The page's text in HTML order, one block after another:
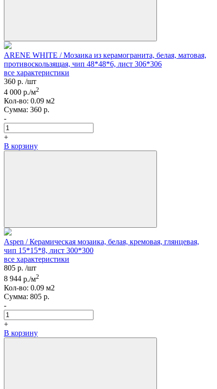
ARENE WHITE / Мозаика из керамогранита, белая, матовая,
противоскользящая, чип 48*48*6, лист 306*306
все характеристики
360 р. /шт
4 000 р./м2
Кол-вo: 0.09 м2
Сумма: 360 р.
-
+
В корзину
Aspen / Керамическая мозаика, белая, кремовая, глянцевая,
чип 15*15*8, лист 300*300
все характеристики
805 р. /шт
8 944 р./м2
Кол-вo: 0.09 м2
Сумма: 805 р.
-
+
В корзину